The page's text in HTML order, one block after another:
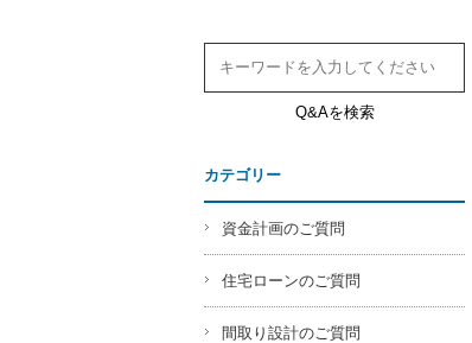
Q&Aを検索
カテゴリー
資金計画のご質問
住宅ローンのご質問
間取り設計のご質問